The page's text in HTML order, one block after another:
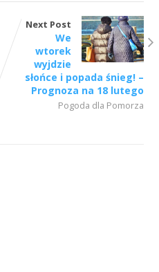
Next Post
We
wtorek
wyjdzie
słońce i popada śnieg! –
Prognoza na 18 lutego
Pogoda dla Pomorza